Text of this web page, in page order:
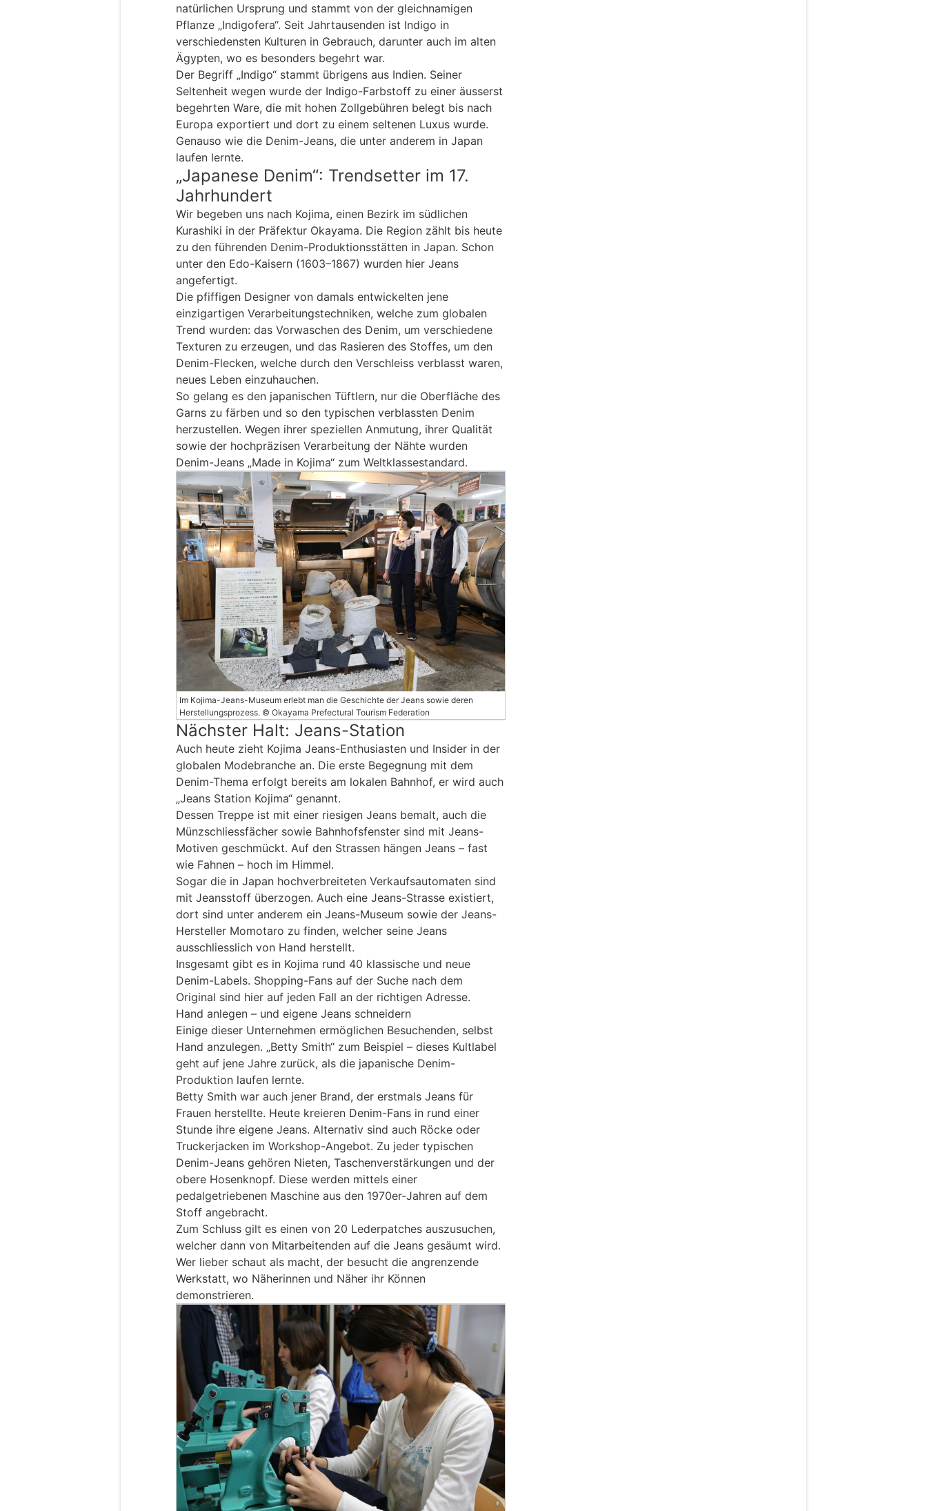
natürlichen Ursprung und stammt von der gleichnamigen
Pflanze „Indigofera“. Seit Jahrtausenden ist Indigo in
verschiedensten Kulturen in Gebrauch, darunter auch im alten
Ägypten, wo es besonders begehrt war.
Der Begriff „Indigo“ stammt übrigens aus Indien. Seiner
Seltenheit wegen wurde der Indigo-Farbstoff zu einer äusserst
begehrten Ware, die mit hohen Zollgebühren belegt bis nach
Europa exportiert und dort zu einem seltenen Luxus wurde.
Genauso wie die Denim-Jeans, die unter anderem in Japan
laufen lernte.
„Japanese Denim“: Trendsetter im 17.
Jahrhundert
Wir begeben uns nach Kojima, einen Bezirk im südlichen
Kurashiki in der Präfektur Okayama. Die Region zählt bis heute
zu den führenden Denim-Produktionsstätten in Japan. Schon
unter den Edo-Kaisern (1603–1867) wurden hier Jeans
angefertigt.
Die pfiffigen Designer von damals entwickelten jene
einzigartigen Verarbeitungstechniken, welche zum globalen
Trend wurden: das Vorwaschen des Denim, um verschiedene
Texturen zu erzeugen, und das Rasieren des Stoffes, um den
Denim-Flecken, welche durch den Verschleiss verblasst waren,
neues Leben einzuhauchen.
So gelang es den japanischen Tüftlern, nur die Oberfläche des
Garns zu färben und so den typischen verblassten Denim
herzustellen. Wegen ihrer speziellen Anmutung, ihrer Qualität
sowie der hochpräzisen Verarbeitung der Nähte wurden
Denim-Jeans „Made in Kojima“ zum Weltklassestandard.
Im Kojima-Jeans-Museum erlebt man die Geschichte der Jeans sowie deren
Herstellungsprozess. © Okayama Prefectural Tourism Federation
Nächster Halt: Jeans-Station
Auch heute zieht Kojima Jeans-Enthusiasten und Insider in der
globalen Modebranche an. Die erste Begegnung mit dem
Denim-Thema erfolgt bereits am lokalen Bahnhof, er wird auch
„Jeans Station Kojima“ genannt.
Dessen Treppe ist mit einer riesigen Jeans bemalt, auch die
Münzschliessfächer sowie Bahnhofsfenster sind mit Jeans-
Motiven geschmückt. Auf den Strassen hängen Jeans – fast
wie Fahnen – hoch im Himmel.
Sogar die in Japan hochverbreiteten Verkaufsautomaten sind
mit Jeansstoff überzogen. Auch eine Jeans-Strasse existiert,
dort sind unter anderem ein Jeans-Museum sowie der Jeans-
Hersteller Momotaro zu finden, welcher seine Jeans
ausschliesslich von Hand herstellt.
Insgesamt gibt es in Kojima rund 40 klassische und neue
Denim-Labels. Shopping-Fans auf der Suche nach dem
Original sind hier auf jeden Fall an der richtigen Adresse.
Hand anlegen – und eigene Jeans schneidern
Einige dieser Unternehmen ermöglichen Besuchenden, selbst
Hand anzulegen. „Betty Smith“ zum Beispiel – dieses Kultlabel
geht auf jene Jahre zurück, als die japanische Denim-
Produktion laufen lernte.
Betty Smith war auch jener Brand, der erstmals Jeans für
Frauen herstellte. Heute kreieren Denim-Fans in rund einer
Stunde ihre eigene Jeans. Alternativ sind auch Röcke oder
Truckerjacken im Workshop-Angebot. Zu jeder typischen
Denim-Jeans gehören Nieten, Taschenverstärkungen und der
obere Hosenknopf. Diese werden mittels einer
pedalgetriebenen Maschine aus den 1970er-Jahren auf dem
Stoff angebracht.
Zum Schluss gilt es einen von 20 Lederpatches auszusuchen,
welcher dann von Mitarbeitenden auf die Jeans gesäumt wird.
Wer lieber schaut als macht, der besucht die angrenzende
Werkstatt, wo Näherinnen und Näher ihr Können
demonstrieren.